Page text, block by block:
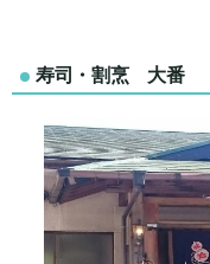
寿司・割烹 大番